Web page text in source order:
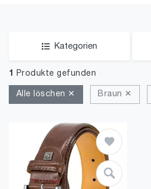
Kategorien
1 Produkte gefunden
Alle löschen ✕ Braun ✕